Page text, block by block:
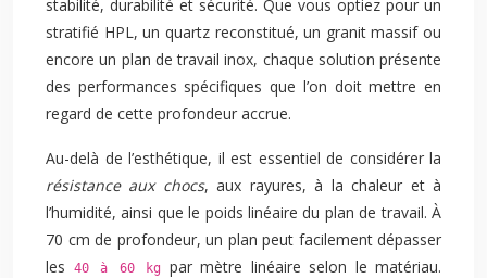
stabilité, durabilité et sécurité. Que vous optiez pour un
stratifié HPL, un quartz reconstitué, un granit massif ou
encore un plan de travail inox, chaque solution présente
des performances spécifiques que l’on doit mettre en
regard de cette profondeur accrue.
Au-delà de l’esthétique, il est essentiel de considérer la
résistance aux chocs, aux rayures, à la chaleur et à
l’humidité, ainsi que le poids linéaire du plan de travail. À
70 cm de profondeur, un plan peut facilement dépasser
les
40 à 60 kg
par mètre linéaire selon le matériau.